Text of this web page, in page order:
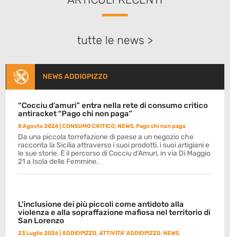
tutte le news >
NEWS ADDIOPIZZO
“Cocciu d’amuri” entra nella rete di consumo critico
antiracket “Pago chi non paga”
8 Agosto 2026 |CONSUMO CRITICO,NEWS,Pago chi non paga
Da una piccola torrefazione di paese a un negozio che
racconta la Sicilia attraverso i suoi prodotti, i suoi artigiani e
le sue storie. È il percorso di Cocciu d’Amuri, in via Di Maggio
21 a Isola delle Femmine.
L’inclusione dei più piccoli come antidoto alla
violenza e alla sopraffazione mafiosa nel territorio di
San Lorenzo
23 Luglio 2026 |ADDIOPIZZO,ATTIVITA' ADDIOPIZZO,NEWS